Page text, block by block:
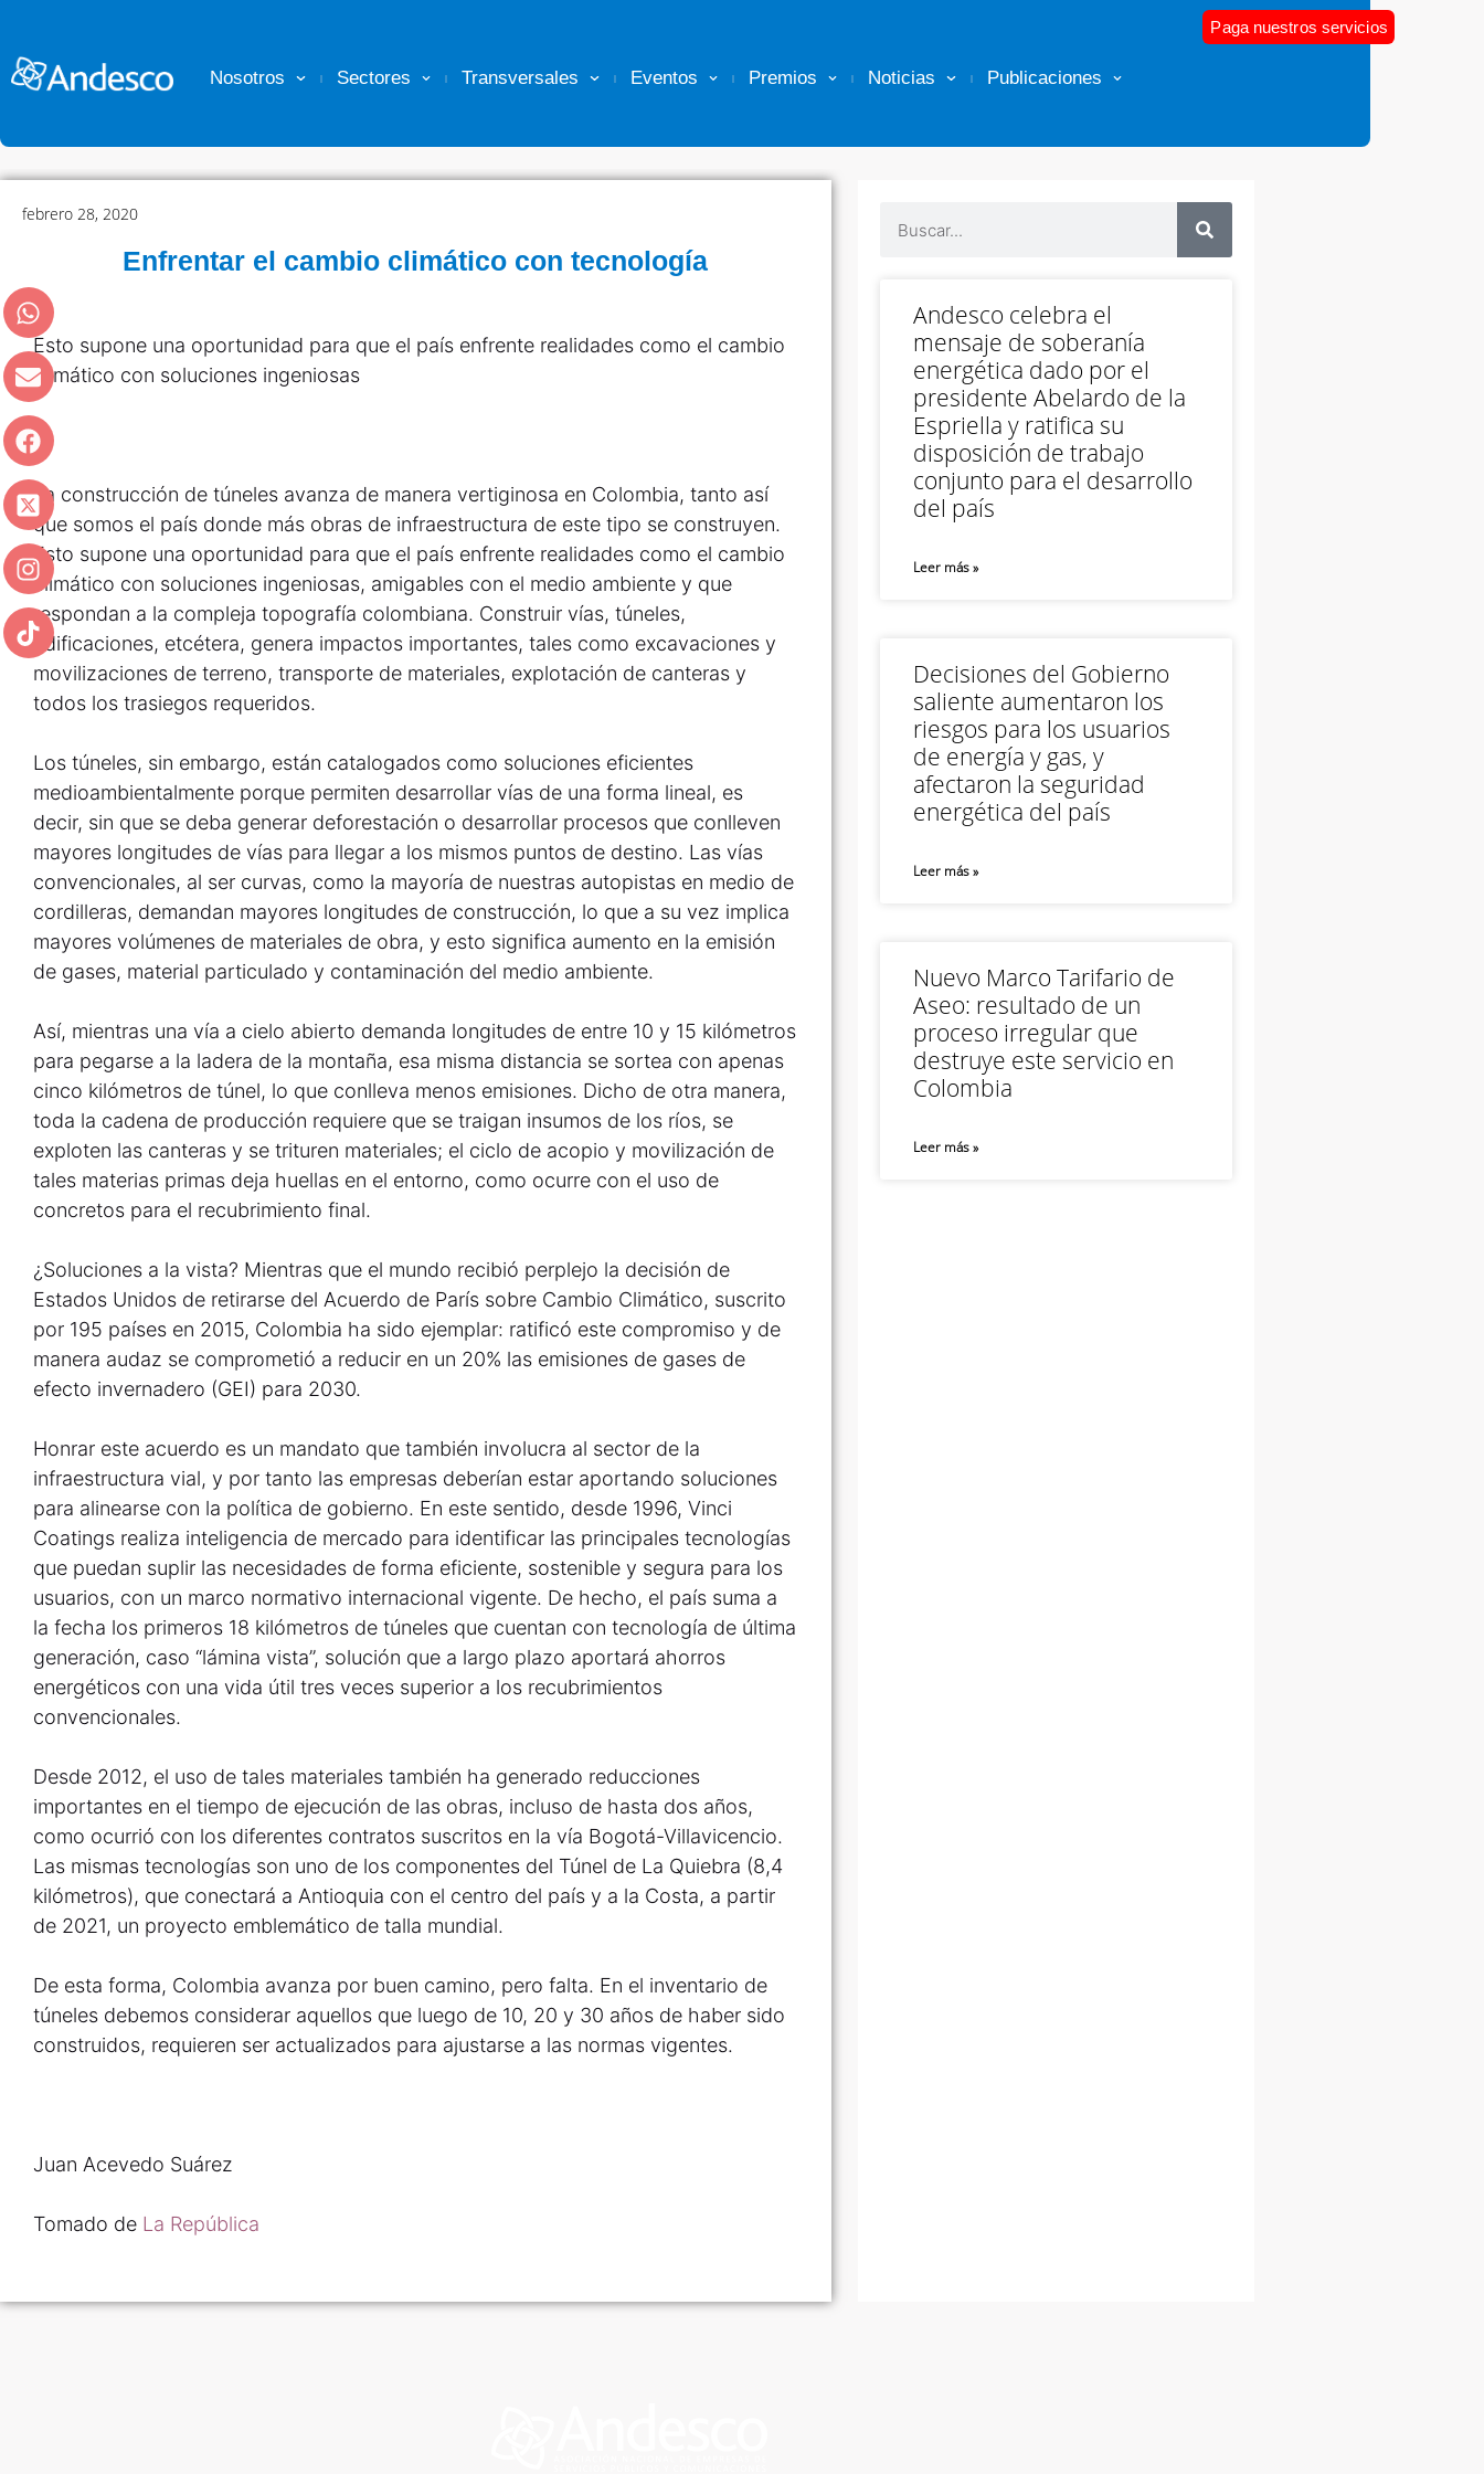
Nosotros Sectores Transversales Eventos Premios Noticias Publicaciones
Paga nuestros servicios
febrero 28, 2020
Enfrentar el cambio climático con tecnología
Esto supone una oportunidad para que el país enfrente realidades como el cambio
climático con soluciones ingeniosas
La construcción de túneles avanza de manera vertiginosa en Colombia, tanto así
que somos el país donde más obras de infraestructura de este tipo se construyen.
Esto supone una oportunidad para que el país enfrente realidades como el cambio
climático con soluciones ingeniosas, amigables con el medio ambiente y que
respondan a la compleja topografía colombiana. Construir vías, túneles,
edificaciones, etcétera, genera impactos importantes, tales como excavaciones y
movilizaciones de terreno, transporte de materiales, explotación de canteras y
todos los trasiegos requeridos.
Los túneles, sin embargo, están catalogados como soluciones eficientes
medioambientalmente porque permiten desarrollar vías de una forma lineal, es
decir, sin que se deba generar deforestación o desarrollar procesos que conlleven
mayores longitudes de vías para llegar a los mismos puntos de destino. Las vías
convencionales, al ser curvas, como la mayoría de nuestras autopistas en medio de
cordilleras, demandan mayores longitudes de construcción, lo que a su vez implica
mayores volúmenes de materiales de obra, y esto significa aumento en la emisión
de gases, material particulado y contaminación del medio ambiente.
Así, mientras una vía a cielo abierto demanda longitudes de entre 10 y 15 kilómetros
para pegarse a la ladera de la montaña, esa misma distancia se sortea con apenas
cinco kilómetros de túnel, lo que conlleva menos emisiones. Dicho de otra manera,
toda la cadena de producción requiere que se traigan insumos de los ríos, se
exploten las canteras y se trituren materiales; el ciclo de acopio y movilización de
tales materias primas deja huellas en el entorno, como ocurre con el uso de
concretos para el recubrimiento final.
¿Soluciones a la vista? Mientras que el mundo recibió perplejo la decisión de
Estados Unidos de retirarse del Acuerdo de París sobre Cambio Climático, suscrito
por 195 países en 2015, Colombia ha sido ejemplar: ratificó este compromiso y de
manera audaz se comprometió a reducir en un 20% las emisiones de gases de
efecto invernadero (GEI) para 2030.
Honrar este acuerdo es un mandato que también involucra al sector de la
infraestructura vial, y por tanto las empresas deberían estar aportando soluciones
para alinearse con la política de gobierno. En este sentido, desde 1996, Vinci
Coatings realiza inteligencia de mercado para identificar las principales tecnologías
que puedan suplir las necesidades de forma eficiente, sostenible y segura para los
usuarios, con un marco normativo internacional vigente. De hecho, el país suma a
la fecha los primeros 18 kilómetros de túneles que cuentan con tecnología de última
generación, caso “lámina vista”, solución que a largo plazo aportará ahorros
energéticos con una vida útil tres veces superior a los recubrimientos
convencionales.
Desde 2012, el uso de tales materiales también ha generado reducciones
importantes en el tiempo de ejecución de las obras, incluso de hasta dos años,
como ocurrió con los diferentes contratos suscritos en la vía Bogotá-Villavicencio.
Las mismas tecnologías son uno de los componentes del Túnel de La Quiebra (8,4
kilómetros), que conectará a Antioquia con el centro del país y a la Costa, a partir
de 2021, un proyecto emblemático de talla mundial.
De esta forma, Colombia avanza por buen camino, pero falta. En el inventario de
túneles debemos considerar aquellos que luego de 10, 20 y 30 años de haber sido
construidos, requieren ser actualizados para ajustarse a las normas vigentes.
Juan Acevedo Suárez
Tomado de La República
Andesco celebra el
mensaje de soberanía
energética dado por el
presidente Abelardo de la
Espriella y ratifica su
disposición de trabajo
conjunto para el desarrollo
del país
Leer más »
Decisiones del Gobierno
saliente aumentaron los
riesgos para los usuarios
de energía y gas, y
afectaron la seguridad
energética del país
Leer más »
Nuevo Marco Tarifario de
Aseo: resultado de un
proceso irregular que
destruye este servicio en
Colombia
Leer más »